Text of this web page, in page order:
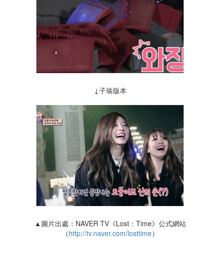
↓子瑜版本
▲圖片出處：NAVER TV《Lost：Time》公式網站
（http://tv.naver.com/losttime）